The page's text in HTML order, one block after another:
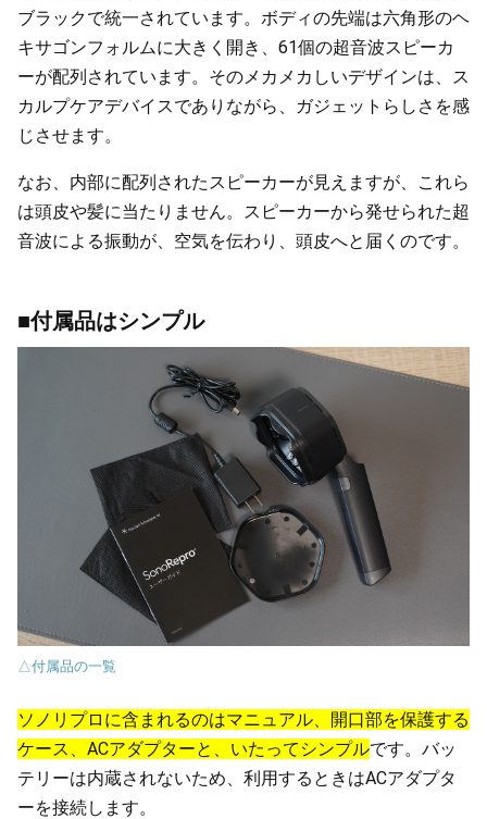
ブラックで統一されています。ボディの先端は六角形のヘ
キサゴンフォルムに大きく開き、61個の超音波スピーカ
ーが配列されています。そのメカメカしいデザインは、ス
カルプケアデバイスでありながら、ガジェットらしさを感
じさせます。
なお、内部に配列されたスピーカーが見えますが、これら
は頭皮や髪に当たりません。スピーカーから発せられた超
音波による振動が、空気を伝わり、頭皮へと届くのです。
■付属品はシンプル
△付属品の一覧
ソノリプロに含まれるのはマニュアル、開口部を保護する
ケース、ACアダプターと、いたってシンプルです。バッ
テリーは内蔵されないため、利用するときはACアダプタ
ーを接続します。